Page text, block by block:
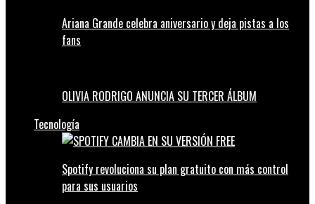
Ariana Grande celebra aniversario y deja pistas a los
fans
OLIVIA RODRIGO ANUNCIA SU TERCER ÁLBUM
Tecnología
Spotify revoluciona su plan gratuito con más control
para sus usuarios